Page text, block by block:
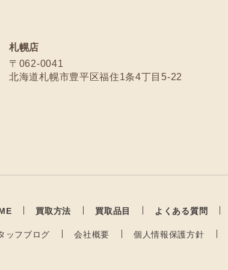
札幌店
〒062-0041
北海道札幌市豊平区福住1条4丁目5-22
買取方法 買取品目 よくある質問
ッフブログ 会社概要 個人情報保護方針